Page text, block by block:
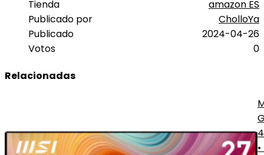
Tienda
amazon ES
Publicado por
CholloYa
Publicado
2024-04-26
Votos
0
Relacionadas
•